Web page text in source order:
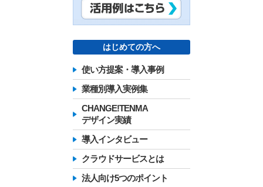
はじめての方へ
使い方提案・導入事例
業種別導入実例集
CHANGE!TENMA
デザイン実績
導入インタビュー
クラウドサービスとは
法人向け5つのポイント